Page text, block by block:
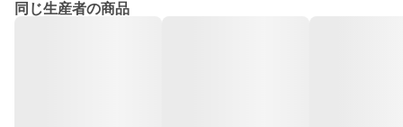
同じ生産者の商品